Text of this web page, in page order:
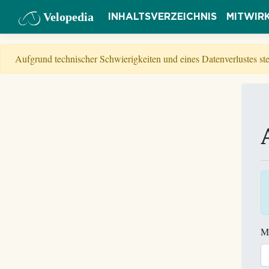
Velopedia INHALTSVERZEICHNIS
Aufgrund technischer Schwierigkeiten und eines Datenverlustes